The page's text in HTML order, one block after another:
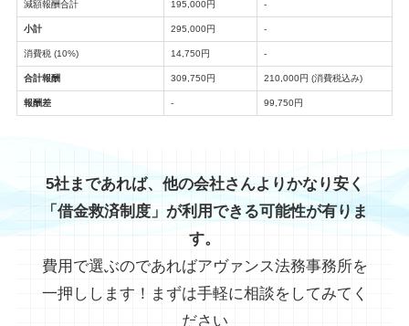
減額報酬合計 195,000円 -
小計 295,000円 -
消費税 (10%) 14,750円 -
合計報酬 309,750円 210,000円 (消費税込み)
報酬差 - 99,750円
5社まであれば、他の会社さんよりかなり安く
「借金救済制度」が利用できる可能性が有りま
す。
費用で選ぶのであればアヴァンス法務事務所を
一押しします！まずは手軽に相談をしてみてく
ださい